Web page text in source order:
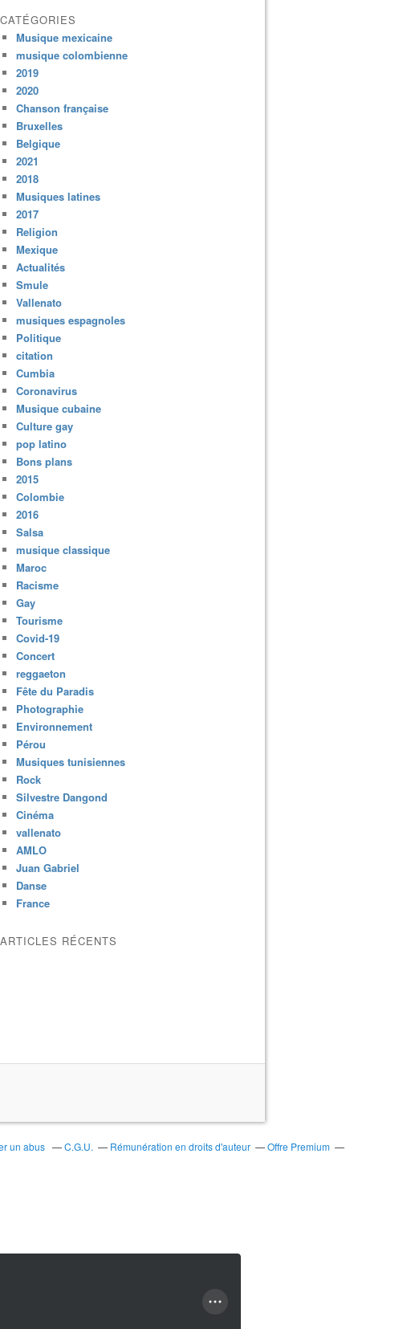
CATÉGORIES
Musique mexicaine
musique colombienne
2019
2020
Chanson française
Bruxelles
Belgique
2021
2018
Musiques latines
2017
Religion
Mexique
Actualités
Smule
Vallenato
musiques espagnoles
Politique
citation
Cumbia
Coronavirus
Musique cubaine
Culture gay
pop latino
Bons plans
2015
Colombie
2016
Salsa
musique classique
Maroc
Racisme
Gay
Tourisme
Covid-19
Concert
reggaeton
Fête du Paradis
Photographie
Environnement
Pérou
Musiques tunisiennes
Rock
Silvestre Dangond
Cinéma
vallenato
AMLO
Juan Gabriel
Danse
France
ARTICLES RÉCENTS
un abus C.G.U. Rémunération en droits d'auteur
Offre Premium